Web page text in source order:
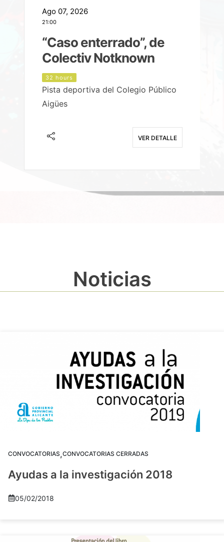
Ago 07, 2026
21:00
“Caso enterrado”, de
Colectiv Notknown
32 hours
Pista deportiva del Colegio Público
Aigües
VER DETALLE
Noticias
CONVOCATORIAS,CONVOCATORIAS CERRADAS
Ayudas a la investigación 2018
05/02/2018